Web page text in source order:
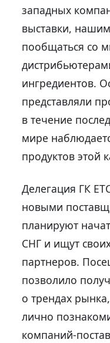
западных
выставки,
пообщаться со
ингредиентов.
представляли
в течение
мире
продуктов этой
Делегация ГК
новыми
планируют
СНГ и ищут
партнеров.
позволило
о трендах
лично
компаний-